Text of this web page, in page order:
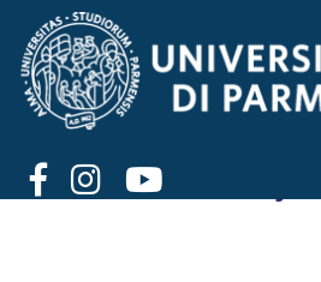
L'onda invisibile.
la fotografia di
disastro del